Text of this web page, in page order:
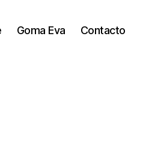
Goma Eva Contacto